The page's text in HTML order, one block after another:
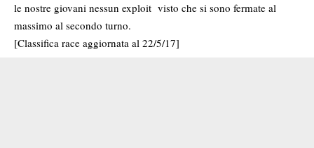
le nostre giovani nessun exploit visto che si sono fermate al
massimo al secondo turno.
[Classifica race aggiornata al 22/5/17]